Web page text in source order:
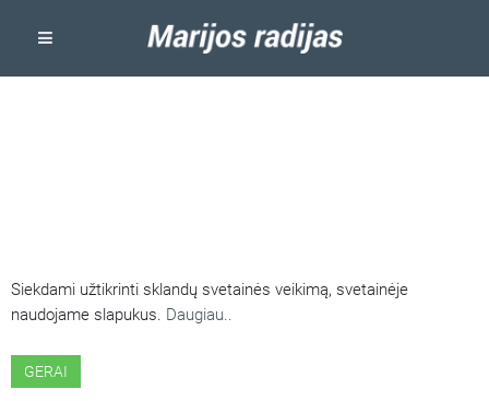
Siekdami užtikrinti sklandų svetainės veikimą, svetainėje
naudojame slapukus. Daugiau..
GERAI